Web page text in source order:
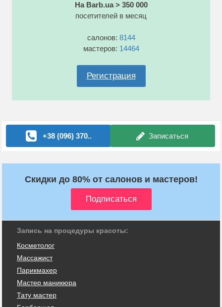
На Barb.ua > 350 000
посетителей в месяц
салонов: 8144
мастеров: 14464
Регистрация
+38 (096) 370.. Записаться
Скидки до 80% от салонов и мастеров!
Запись на процедуры красоты:
Косметолог
Массажист
Парикмахер
Мастер маникюра
Тату мастер